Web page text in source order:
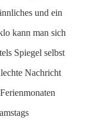
und ein
kann man sich
Spiegel selbst
Nachricht